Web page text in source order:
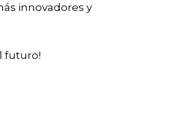
innovadores y
futuro!